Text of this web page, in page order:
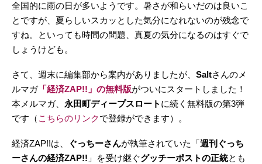
全国的に雨の日が多いようです。暑さが和らいだのは良いこ
とですが、夏らしいスカッとした気分になれないのが残念で
すね。といっても時間の問題、真夏の気分になるのはすぐで
しょうけども。
さて、週末に編集部から案内がありましたが、 Saltさんのメ
ルマガ「経済ZAP!!」の無料版がついにスタートしました！
本メルマガ、 永田町ディープスロート に続く無料版の第3弾
です（ こちらのリンクで登録ができます）。
経済ZAP!!は、 ぐっちーさんが執筆されていた「週刊ぐっち
ーさんの経済ZAP!! 」を受け継ぐグッチーポストの正統とも